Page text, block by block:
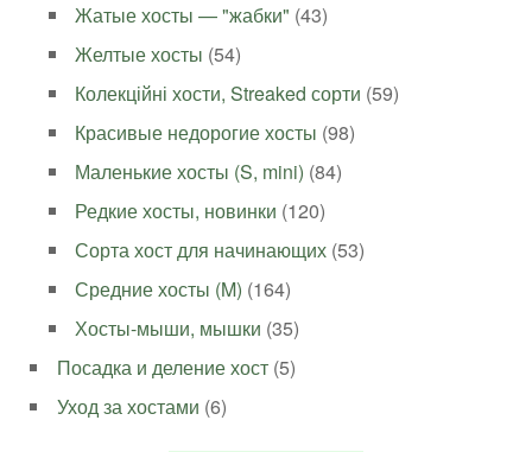
Жатые хосты — "жабки" (43)
Желтые хосты (54)
Колекційні хости, Streaked сорти (59)
Красивые недорогие хосты (98)
Маленькие хосты (S, mini) (84)
Редкие хосты, новинки (120)
Сорта хост для начинающих (53)
Средние хосты (M) (164)
Хосты-мыши, мышки (35)
Посадка и деление хост (5)
Уход за хостами (6)